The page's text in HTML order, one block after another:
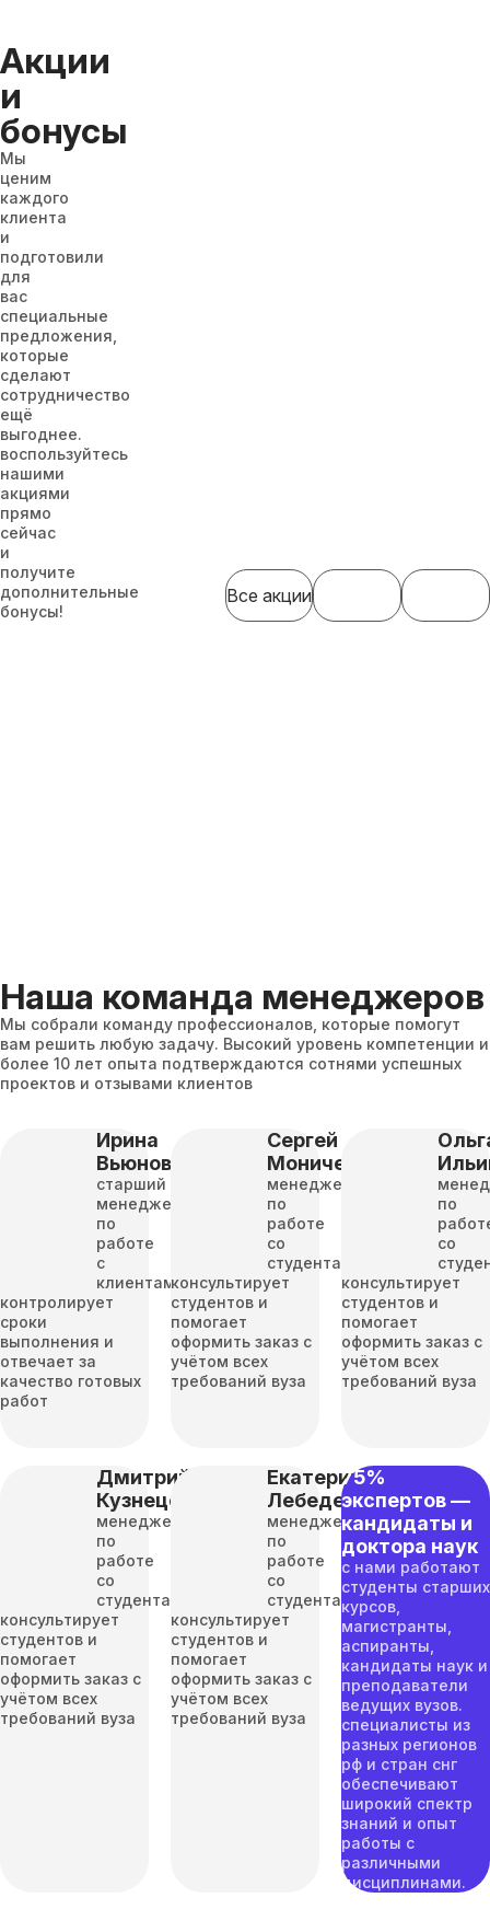
Акции
и
бонусы
Мы
ценим
каждого
клиента
и
подготовили
для
вас
специальные
предложения,
которые
сделают
сотрудничество
ещё
выгоднее.
воспользуйтесь
нашими
акциями
прямо
сейчас
и
получите
дополнительные
бонусы!
Все акции
Наша команда менеджеров
Мы собрали команду профессионалов, которые помогут
вам решить любую задачу. Высокий уровень компетенции и
более 10 лет опыта подтверждаются сотнями успешных
проектов и отзывами клиентов
Ирина
Вьюнова
старший
менеджер
по
работе
с
клиентами
контролирует
сроки
выполнения и
отвечает за
качество готовых
работ
Сергей
Моничев
менеджер
по
работе
со
студентами
консультирует
студентов и
помогает
оформить заказ с
учётом всех
требований вуза
по
со
консультирует
студентов и
помогает
оформить заказ с
учётом всех
требований вуза
Дмитрий
Кузнецов
менеджер
по
работе
со
студентами
консультирует
студентов и
помогает
оформить заказ с
учётом всех
требований вуза
Екатерина
Лебедева
менеджер
по
работе
со
студентами
консультирует
студентов и
помогает
оформить заказ с
учётом всех
требований вуза
75%
экспертов —
кандидаты и
доктора наук
с нами работают
студенты старших
курсов,
магистранты,
аспиранты,
кандидаты наук и
преподаватели
ведущих вузов.
специалисты из
разных регионов
рф и стран снг
обеспечивают
широкий спектр
знаний и опыт
работы с
различными
дисциплинами.